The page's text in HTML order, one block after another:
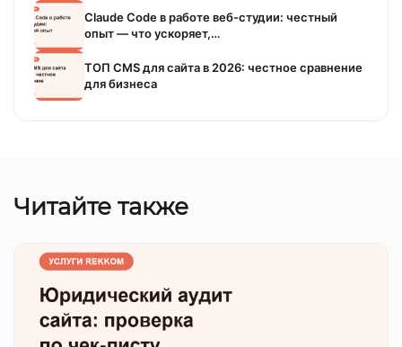
Claude Code в работе веб-студии: честный
опыт — что ускоряет,…
ТОП CMS для сайта в 2026: честное сравнение
для бизнеса
Читайте также